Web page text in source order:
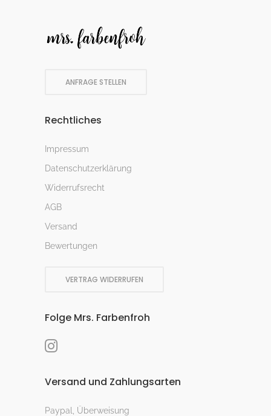
ANFRAGE STELLEN
Rechtliches
Impressum
Datenschutzerklärung
Widerrufsrecht
AGB
Versand
Bewertungen
VERTRAG WIDERRUFEN
Folge Mrs. Farbenfroh
Versand und Zahlungsarten
Paypal, Überweisung